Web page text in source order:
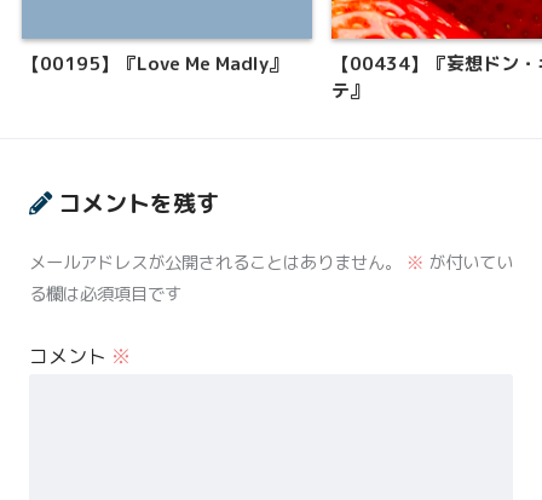
【00195】『Love Me Madly』
【00434】『妄想ドン
テ』
コメントを残す
メールアドレスが公開されることはありません。 ※ が付いてい
る欄は必須項目です
コメント ※